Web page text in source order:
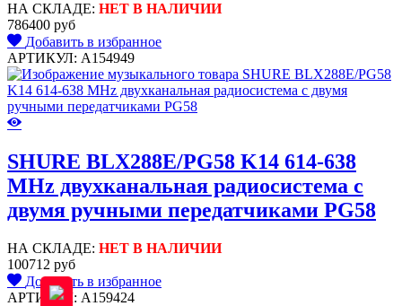
НА СКЛАДЕ: НЕТ В НАЛИЧИИ
786400 руб
Добавить в избранное
АРТИКУЛ: A154949
SHURE BLX288E/PG58 K14 614-638
MHz двухканальная радиосистема с
двумя ручными передатчиками PG58
НА СКЛАДЕ: НЕТ В НАЛИЧИИ
100712 руб
Добавить в избранное
АРТИКУЛ: A159424